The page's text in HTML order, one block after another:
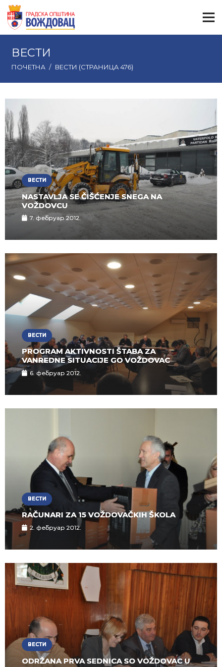
ВЕСТИ
ПОЧЕТНА / ВЕСТИ (СТРАНИЦА 476)
ВЕСТИ
NASTAVLJA SE ČIŠĆENJE SNEGA NA
VOŽDOVCU
7. фебруар 2012.
ВЕСТИ
PROGRAM AKTIVNOSTI ŠTABA ZA
VANREDNE SITUACIJE GO VOŽDOVAC
6. фебруар 2012.
ВЕСТИ
RAČUNARI ZA 15 VOŽDOVAČKIH ŠKOLA
2. фебруар 2012.
ВЕСТИ
ODRŽANA PRVA SEDNICA SO VOŽDOVAC U